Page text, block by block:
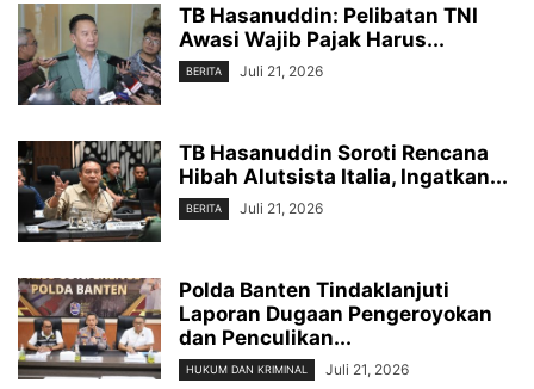
TB Hasanuddin: Pelibatan TNI
Awasi Wajib Pajak Harus...
BERITA Juli 21, 2026
TB Hasanuddin Soroti Rencana
Hibah Alutsista Italia, Ingatkan...
BERITA Juli 21, 2026
Polda Banten Tindaklanjuti
Laporan Dugaan Pengeroyokan
dan Penculikan...
HUKUM DAN KRIMINAL Juli 21, 2026